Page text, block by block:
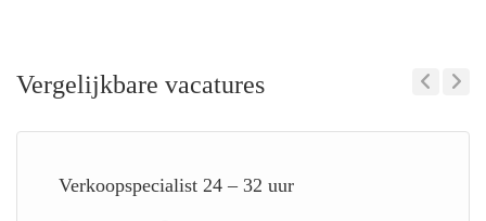
Vergelijkbare vacatures
Verkoopspecialist 24 – 32 uur